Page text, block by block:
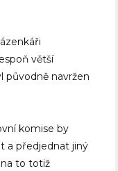
větší
původně navržen
komise by
a předjednat jiný
to totiž